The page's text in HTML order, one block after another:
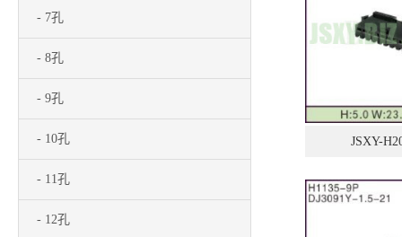
- 7孔
- 8孔
- 9孔
- 10孔
- 11孔
- 12孔
JSXY-